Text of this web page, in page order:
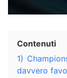
Contenuti
1)
davvero